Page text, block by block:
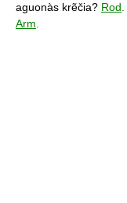
aguonàs krẽčia? Rod.
Arm.